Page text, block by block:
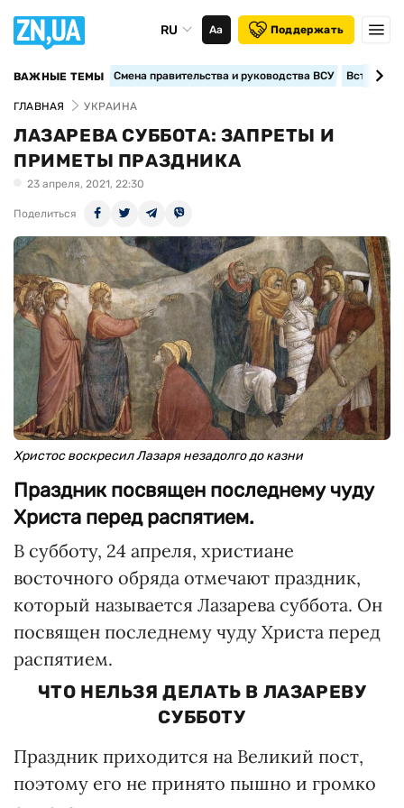
RU Аа Поддержать
ВАЖНЫЕ ТЕМЫ Смена правительства и руководства ВСУ
ГЛАВНАЯ УКРАИНА
ЛАЗАРЕВА СУББОТА: ЗАПРЕТЫ И
ПРИМЕТЫ ПРАЗДНИКА
23 апреля, 2021, 22:30
Поделиться
Христос воскресил Лазаря незадолго до казни
Праздник посвящен последнему чуду
Христа перед распятием.
В субботу, 24 апреля, христиане
восточного обряда отмечают праздник,
который называется Лазарева суббота. Он
посвящен последнему чуду Христа перед
распятием.
ЧТО НЕЛЬЗЯ ДЕЛАТЬ В ЛАЗАРЕВУ
СУББОТУ
Праздник приходится на Великий пост,
поэтому его не принято пышно и громко